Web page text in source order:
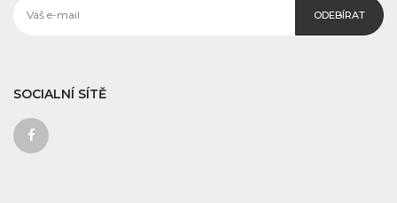
ODEBÍRAT
SOCIALNÍ SÍTĚ